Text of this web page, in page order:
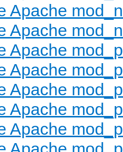
Apache
Apache
Apache
Apache
Apache
Apache
Apache